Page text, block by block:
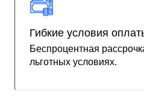
Гибкие условия
Беспроцентная
льготных условиях.